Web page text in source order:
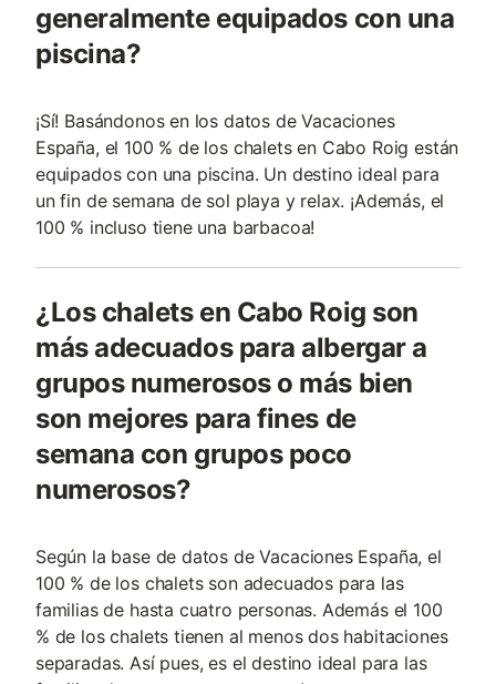
generalmente equipados con una
piscina?
¡Sí! Basándonos en los datos de Vacaciones
España, el 100 % de los chalets en Cabo Roig están
equipados con una piscina. Un destino ideal para
un fin de semana de sol playa y relax. ¡Además, el
100 % incluso tiene una barbacoa!
¿Los chalets en Cabo Roig son
más adecuados para albergar a
grupos numerosos o más bien
son mejores para fines de
semana con grupos poco
numerosos?
Según la base de datos de Vacaciones España, el
100 % de los chalets son adecuados para las
familias de hasta cuatro personas. Además el 100
% de los chalets tienen al menos dos habitaciones
separadas. Así pues, es el destino ideal para las